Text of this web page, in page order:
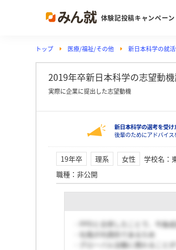
体験記投稿キャンペーン
Post
投稿する
ランキ
Vote
投票する
注目の企
トップ 医療/福祉/その他 新日本科学の就
2019年卒新日本科学の志望動
実際に企業に提出した志望動機
新日本科学の選考を受け
後輩のためにアドバイ
19年卒 理系 女性 学校名 ：
職種 ： 非公開
・PPDと合併したことで、今後
・社風が内資的であるため
・グローバル治験に携わること